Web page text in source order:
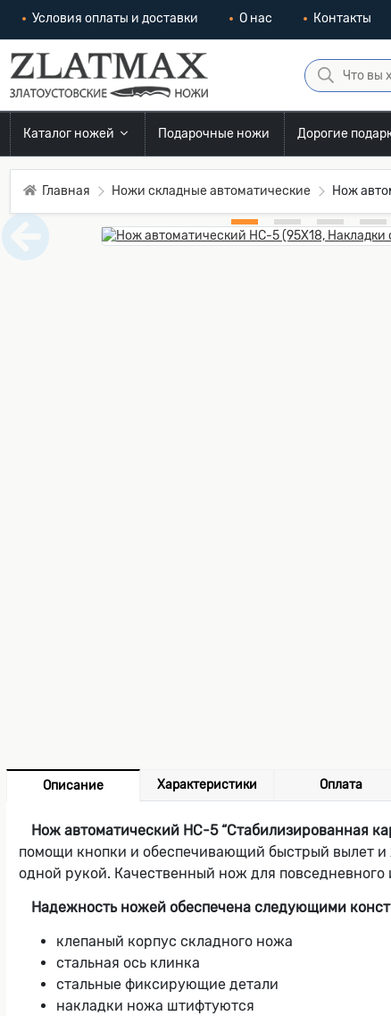
Условия оплаты и доставки О нас Контакты
Каталог ножей Подарочные ножи Дорогие
Главная Ножи складные автоматические Нож
Описание Характеристики Оплата
Нож автоматический НС-5 “Стабилизированная
помощи кнопки и обеспечивающий быстрый вылет
одной рукой. Качественный нож для
Надежность ножей обеспечена следующими
клепаный корпус складного ножа
стальная ось клинка
стальные фиксирующие детали
накладки ножа штифтуются